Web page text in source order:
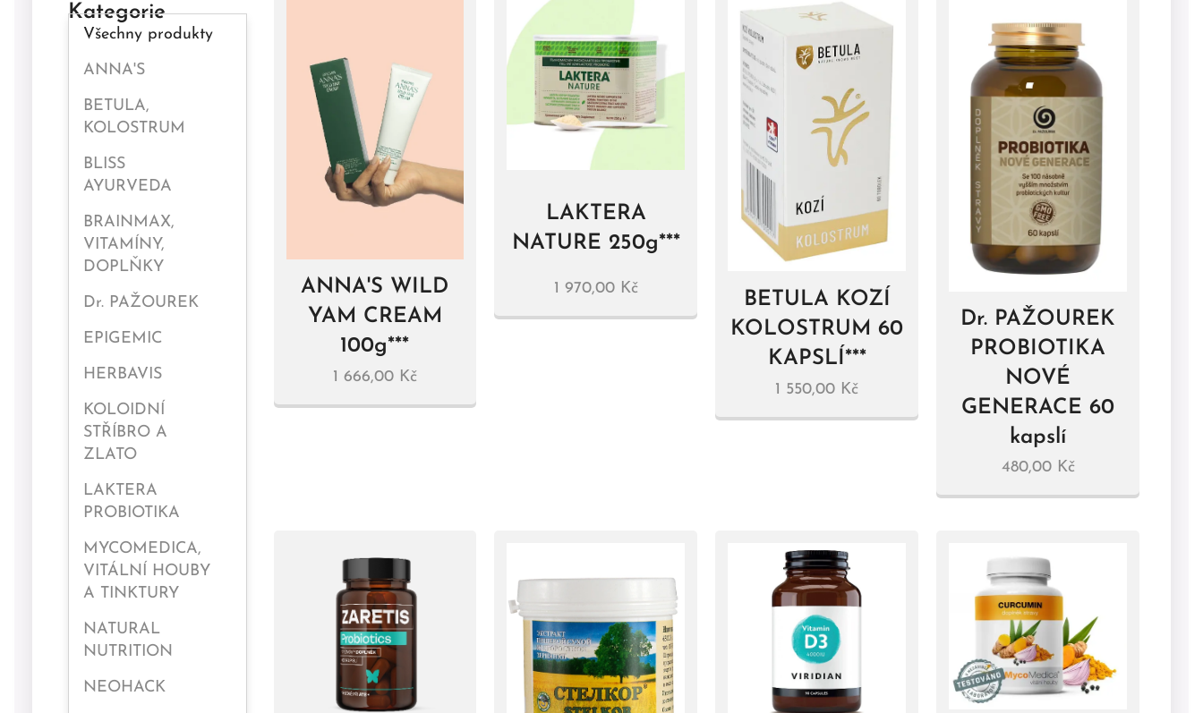
Kategorie
Všechny produkty
ANNA'S
BETULA,
KOLOSTRUM
BLISS
AYURVEDA
BRAINMAX,
VITAMÍNY,
DOPLŇKY
Dr. PAŽOUREK
EPIGEMIC
HERBAVIS
KOLOIDNÍ
STŘÍBRO A
ZLATO
LAKTERA
PROBIOTIKA
MYCOMEDICA,
VITÁLNÍ HOUBY
A TINKTURY
NATURAL
NUTRITION
NEOHACK
ANNA'S WILD
YAM CREAM
100g***
1 666,00Kč
LAKTERA
NATURE 250g***
1 970,00Kč
BETULA KOZÍ
KOLOSTRUM 60
KAPSLÍ***
1 550,00 Kč
Dr. PAŽOUREK
PROBIOTIKA
NOVÉ
GENERACE 60
kapslí
480,00Kč